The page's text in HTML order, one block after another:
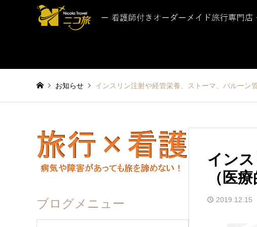
お知らせ インスリン注射や経管栄養、ストーマ、バルーン
イン
（医
2019.12.15
ブログメニュー